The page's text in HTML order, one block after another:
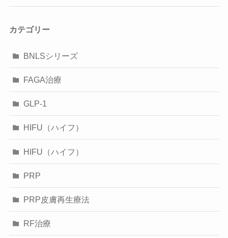
カテゴリー
BNLSシリーズ
FAGA治療
GLP-1
HIFU（ハイフ）
HIFU（ハイフ）
PRP
PRP皮膚再生療法
RF治療